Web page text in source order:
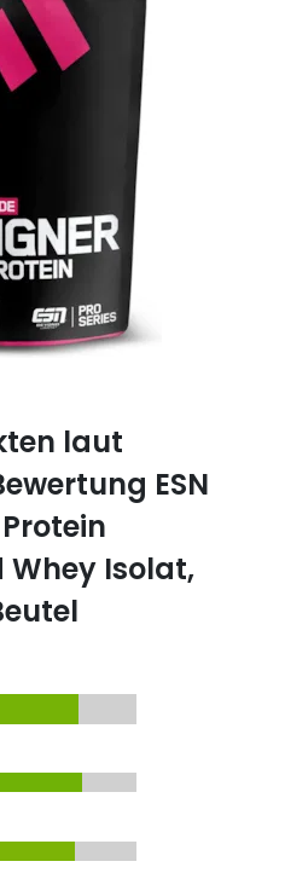
laut
ESN
Whey Isolat,